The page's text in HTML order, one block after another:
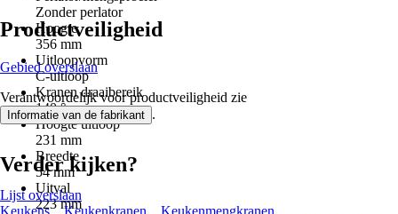
Zonder perlator
Hoogte
356 mm
Uitloopvorm
C-uitloop
Kranen draaibereik
140 °
Hoogte uitloop
231 mm
Breedte
54 mm
Uitval
223 mm
Productveiligheid
Gebied overslaan
Verantwoordelijk voor productveiligheid zie
Informatie van de fabrikant .
Verder kijken?
Lijst overslaan
Keukens
Keukenkranen
Keukenmengkranen